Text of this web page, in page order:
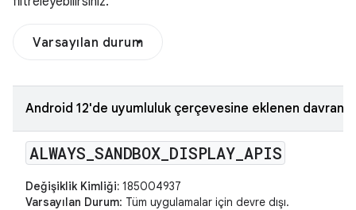
Varsayılan durum
Android 12'de uyumluluk çerçevesine eklenen
ALWAYS _SANDBOX_ DISPLAY_ APIS
Değişiklik Kimliği: 185004937
Varsayılan Durum: Tüm uygulamalar için devre dışı.